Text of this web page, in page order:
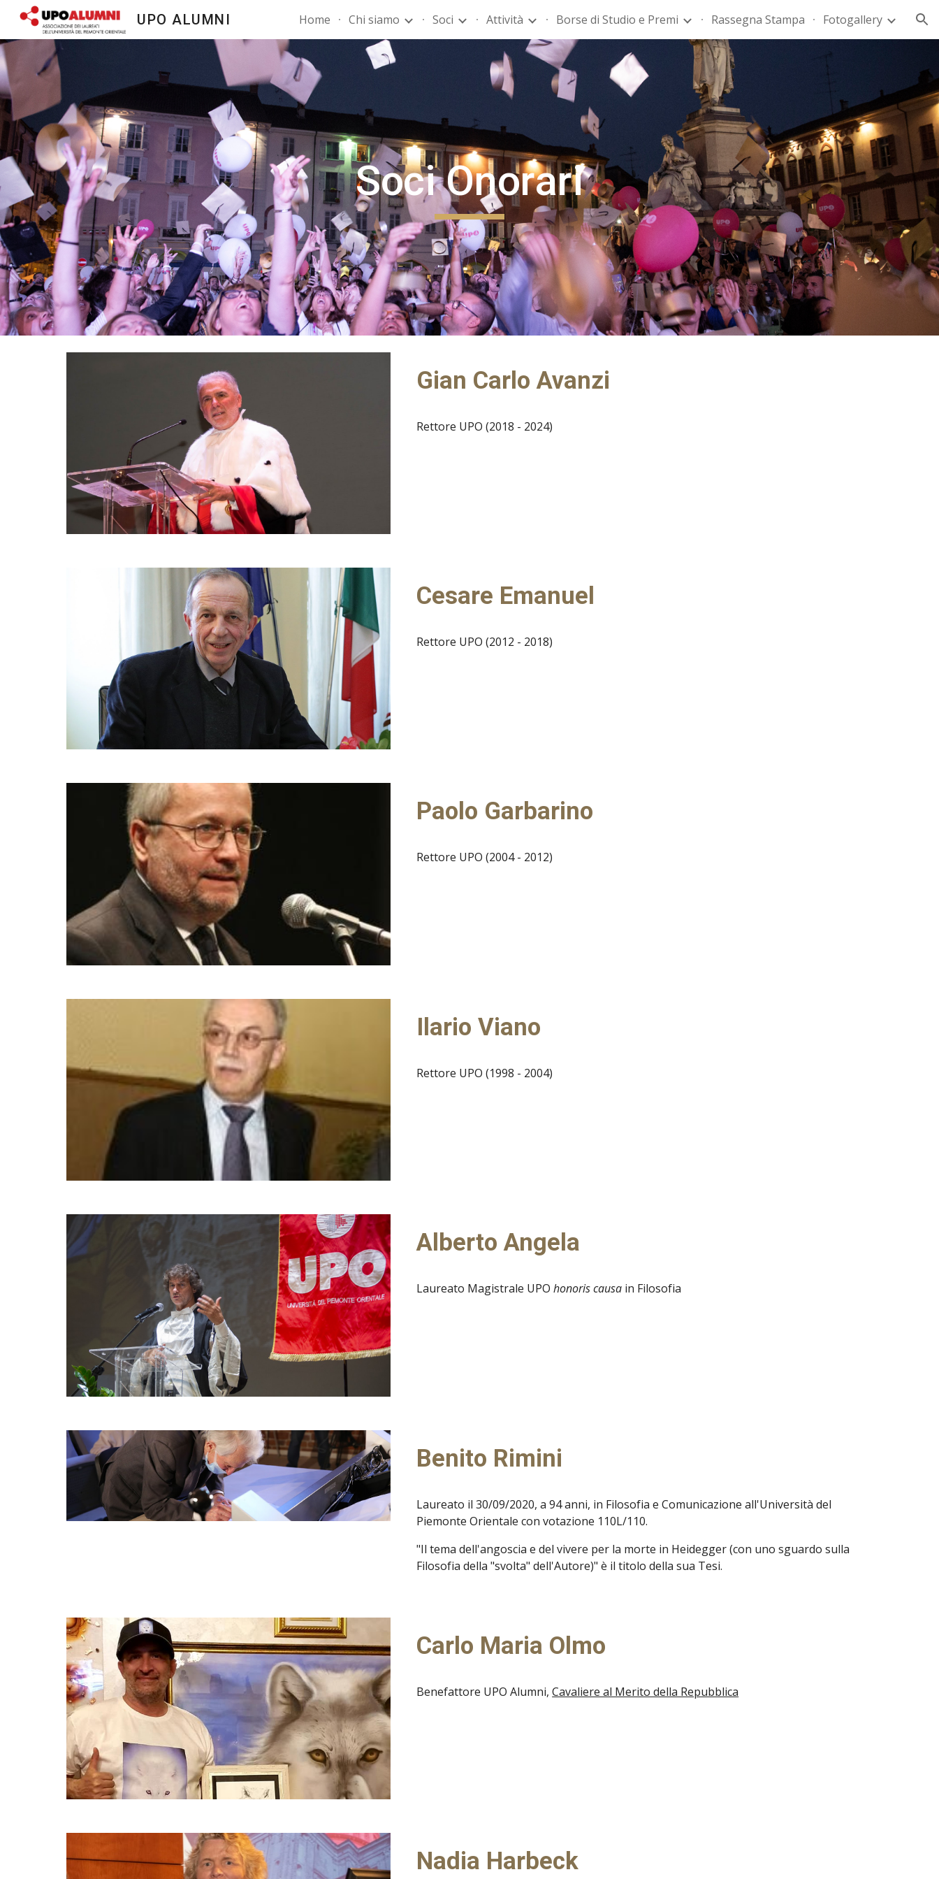
Skip to main content Skip to navigation
UPO ALUMNI Home Chi siamo Soci Attività Borse di Studio e Premi Rassegna Stampa Fotogallery
Soci Onorari
Gian Carlo Avanzi
Rettore UPO (2018 - 2024)
Cesare Emanuel
Rettore UPO (2012 - 2018)
Paolo Garbarino
Rettore UPO (2004 - 2012)
Ilario Viano
Rettore UPO (1998 - 2004)
Alberto Angela
Laureato Magistrale UPOhonoris causa in Filosofia
Benito Rimini
Laureato il 30/09/2020, a 94 anni, in Filosofia e Comunicazione all'Università del
Piemonte Orientale con votazione 110L/110.
"Il tema dell'angoscia e del vivere per la morte in Heidegger (con uno sguardo sulla
Filosofia della "svolta" dell'Autore)" è il titolo della sua Tesi.
Carlo Maria Olmo
Benefattore UPO Alumni,Cavaliere al Merito della Repubblica
Nadia Harbeck